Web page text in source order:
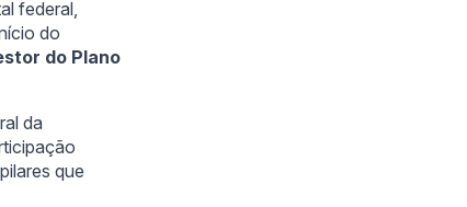
federal,
do
do Plano
da
que